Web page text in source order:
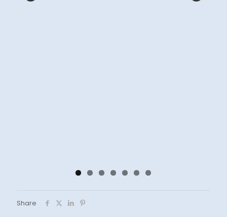
Share